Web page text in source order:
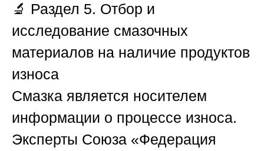
🔬 Раздел 5. Отбор и
исследование смазочных
материалов на наличие продуктов
износа
Смазка является носителем
информации о процессе износа.
Эксперты Союза «Федерация